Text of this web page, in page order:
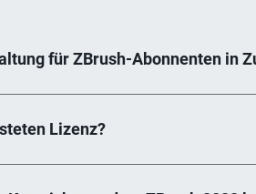
für ZBrush-Abonnenten in
Lizenz?